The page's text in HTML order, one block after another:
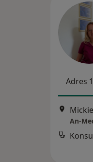
Adres 1
An-